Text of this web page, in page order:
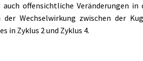
offensichtliche Veränderungen in
der Wechselwirkung zwischen der
in Zyklus 2 und Zyklus 4.